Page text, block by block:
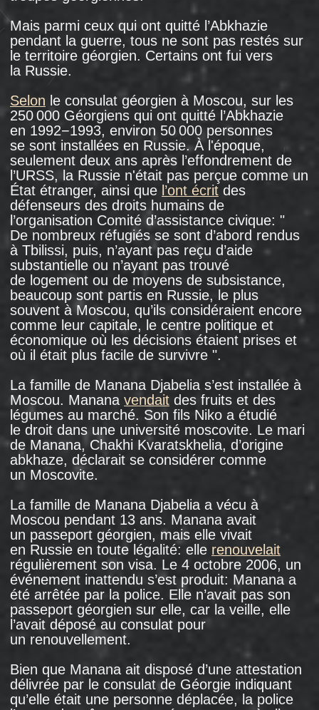
Et le lendemain, un tribunal a ordonné son
expulsion du pays. L’audience a duré dix
minutes. La décision indique que Manana
Djabelia aurait admis être arrivée illégalement
en Russie seulement deux ans auparavant
et qu’elle souhaitait retourner en Géorgie. Son
fils affirme que sa mère n’a jamais rien déclaré
Photo : Alexander Fedorov, 2017.
À l’automne 2006, au moment où Manana
Djabelia a été arrêtée, une " campagne anti-
géorgienne "non officielle a commencé
en Russie. Des Géorgiens, y compris des
arrêtés dans tout le pays, emprisonnés
et expulsés, même lorsqu’ils se trouvaient
légalement en Russie.
Cette campagne a été déclenchée après que
les autorités géorgiennes ont arrêté cinq
agents des services de renseignement russes
sur leur territoire et accusé quatre d’entre eux
d’espionnage. Vladimir Poutine, alors président
depuis six ans,avait alors accusé
d’otages " et avait promis de répondre à cette "
provocation ".
Deux jours seulement après la déclaration
de Poutine, le chef adjoint du Service fédéral
russe des migrations a annoncé que l’agence
allait renforcer la surveillance des Géorgiens
en Russie et a menacé d’expulser ceux qui
y travaillaient illégalement. Il a admis que cette
mesure était politique et constituait une
réponse aux agissements de la Géorgie. Les
autorités russes ont commencé à diaboliser
publiquement les Géorgiens, en affirmant
qu’un citoyen géorgien sur cent vivant
en Russie était un criminel, que la diaspora
et qu’elle en chassait les " locaux ".
PERSÉCUTIONS
SUR LA BASE DE
LA NATIONALITÉ